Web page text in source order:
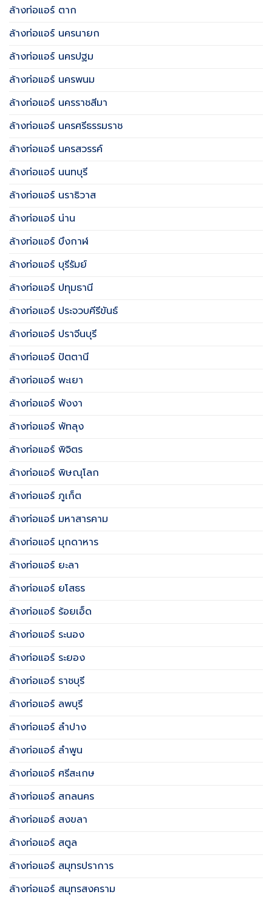
ล้างท่อแอร์ ตาก
ล้างท่อแอร์ นครนายก
ล้างท่อแอร์ นครปฐม
ล้างท่อแอร์ นครพนม
ล้างท่อแอร์ นครราชสีมา
ล้างท่อแอร์ นครศรีธรรมราช
ล้างท่อแอร์ นครสวรรค์
ล้างท่อแอร์ นนทบุรี
ล้างท่อแอร์ นราธิวาส
ล้างท่อแอร์ น่าน
ล้างท่อแอร์ บึงกาฬ
ล้างท่อแอร์ บุรีรัมย์
ล้างท่อแอร์ ปทุมธานี
ล้างท่อแอร์ ประจวบคีรีขันธ์
ล้างท่อแอร์ ปราจีนบุรี
ล้างท่อแอร์ ปัตตานี
ล้างท่อแอร์ พะเยา
ล้างท่อแอร์ พังงา
ล้างท่อแอร์ พัทลุง
ล้างท่อแอร์ พิจิตร
ล้างท่อแอร์ พิษณุโลก
ล้างท่อแอร์ ภูเก็ต
ล้างท่อแอร์ มหาสารคาม
ล้างท่อแอร์ มุกดาหาร
ล้างท่อแอร์ ยะลา
ล้างท่อแอร์ ยโสธร
ล้างท่อแอร์ ร้อยเอ็ด
ล้างท่อแอร์ ระนอง
ล้างท่อแอร์ ระยอง
ล้างท่อแอร์ ราชบุรี
ล้างท่อแอร์ ลพบุรี
ล้างท่อแอร์ ลำปาง
ล้างท่อแอร์ ลำพูน
ล้างท่อแอร์ ศรีสะเกษ
ล้างท่อแอร์ สกลนคร
ล้างท่อแอร์ สงขลา
ล้างท่อแอร์ สตูล
ล้างท่อแอร์ สมุทรปราการ
ล้างท่อแอร์ สมุทรสงคราม